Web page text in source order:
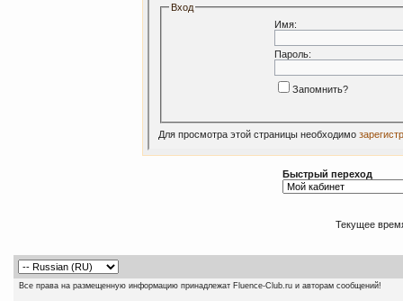
Вход
Имя:
Пароль:
Запомнить?
Для просмотра этой страницы необходимо
Быстрый переход
Текущее
Все права на размещенную информацию принадлежат Fluence-Club.ru и авторам сообщений!